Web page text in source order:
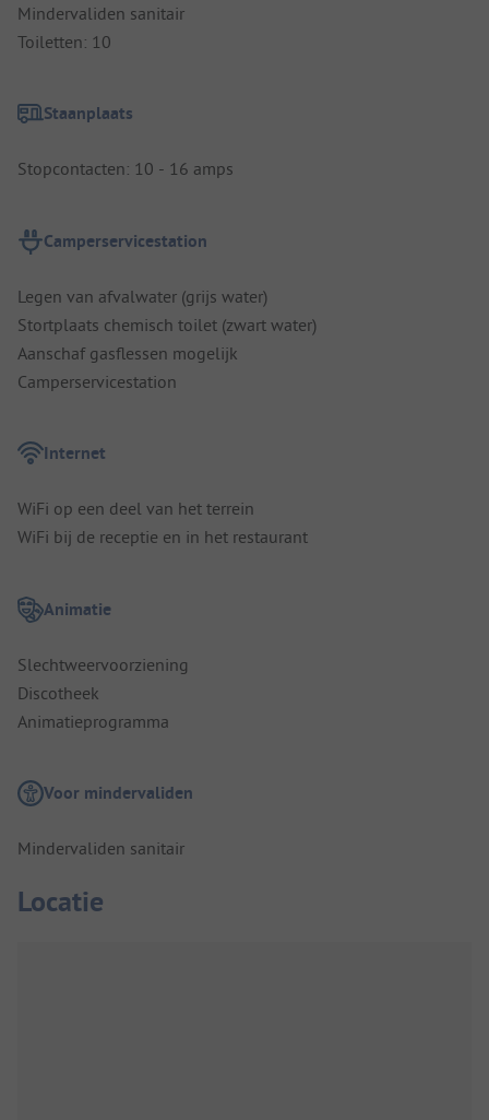
Mindervaliden sanitair
Toiletten: 10
Staanplaats
Stopcontacten: 10 - 16 amps
Camperservicestation
Legen van afvalwater (grijs water)
Stortplaats chemisch toilet (zwart water)
Aanschaf gasflessen mogelijk
Camperservicestation
Internet
WiFi op een deel van het terrein
WiFi bij de receptie en in het restaurant
Animatie
Slechtweervoorziening
Discotheek
Animatieprogramma
Voor mindervaliden
Mindervaliden sanitair
Locatie